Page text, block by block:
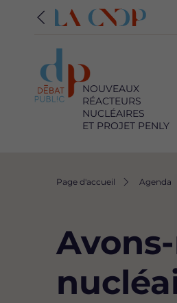
NOUVEAUX
RÉACTEURS
NUCLÉAIRES
ET PROJET PENLY
Fil
Page d'accueil Agenda